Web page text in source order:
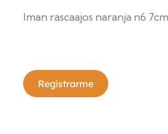
Iman rascaajos naranja n6
Registrarme